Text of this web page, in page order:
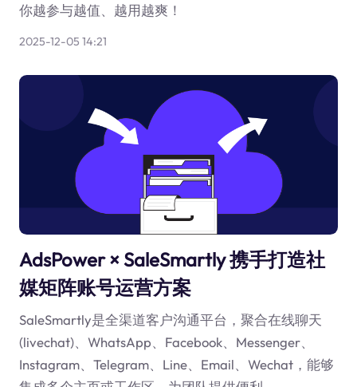
你越参与越值、越用越爽！
2025-12-05 14:21
AdsPower × SaleSmartly 携手打造社
媒矩阵账号运营方案
SaleSmartly是全渠道客户沟通平台，聚合在线聊天
(livechat)、WhatsApp、Facebook、Messenger、
Instagram、Telegram、Line、Email、Wechat，能够